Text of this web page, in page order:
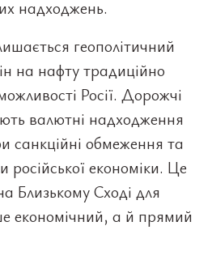
надходжень.
геополітичний
на нафту традиційно
Росії. Дорожчі
валютні надходження
санкційні обмеження та
російської економіки. Це
Близькому Сході для
економічний, а й прямий